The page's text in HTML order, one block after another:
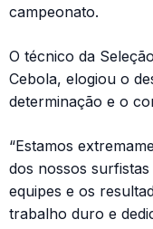
campeonato.
O técnico da
Cebola, elogiou o
determinação e o
“Estamos
dos nossos
equipes e os
trabalho duro e